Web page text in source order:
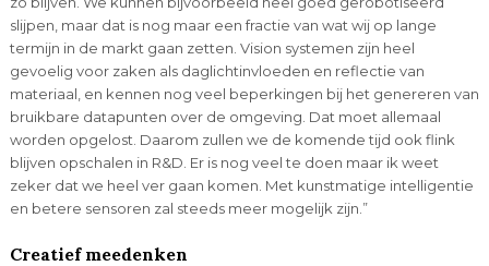
slijpen, maar dat is nog maar een fractie van wat wij op lange
termijn in de markt gaan zetten. Vision systemen zijn heel
gevoelig voor zaken als daglichtinvloeden en reflectie van
materiaal, en kennen nog veel beperkingen bij het genereren van
bruikbare datapunten over de omgeving. Dat moet allemaal
worden opgelost. Daarom zullen we de komende tijd ook flink
blijven opschalen in R&D. Er is nog veel te doen maar ik weet
zeker dat we heel ver gaan komen. Met kunstmatige intelligentie
en betere sensoren zal steeds meer mogelijk zijn.”
Creatief meedenken